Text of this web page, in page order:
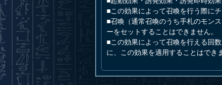
■この効果によって召喚を行う際に
■召喚（通常召喚のうち手札のモン
ーをセットすることはできません。
■この効果によって召喚を行える回
に、この効果を適用することはでき